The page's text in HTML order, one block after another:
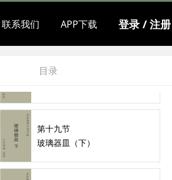
联系我们 APP下载 登录 / 注册
目录
玻璃器皿（上）
第十八节
第十九节
玻璃器皿（下）